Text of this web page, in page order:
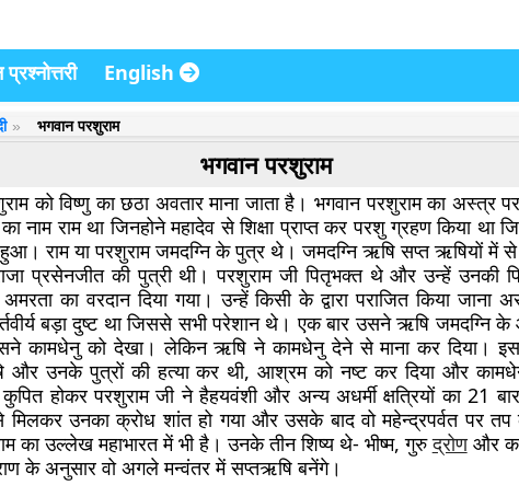
English
भगवान परशुराम
भगवान परशुराम
को विष्णु का छठा अवतार माना जाता है। भगवान परशुराम का अस्त्र
नाम राम था जिनहोने महादेव से शिक्षा प्राप्त कर परशु ग्रहण किया था
हुआ। राम या परशुराम जमदग्नि के पुत्र थे। जमदग्नि ऋषि सप्त ऋषियों
प्रसेनजीत की पुत्री थी। परशुराम जी पितृभक्त थे और उन्हें उनकी
का वरदान दिया गया। उन्हें किसी के द्वारा पराजित किया जाना
बड़ा दुष्ट था जिससे सभी परेशान थे। एक बार उसने ऋषि जमदग्नि
कामधेनु को देखा। लेकिन ऋषि ने कामधेनु देने से माना कर दिया।
और उनके पुत्रों की हत्या कर थी, आश्रम को नष्ट कर दिया और
होकर परशुराम जी ने हैहयवंशी और अन्य अधर्मी क्षत्रियों का 21 बार
मिलकर उनका क्रोध शांत हो गया और उसके बाद वो महेन्द्रपर्वत पर
का उल्लेख महाभारत में भी है। उनके तीन शिष्य थे- भीष्म, गुरुद्रोणऔर
के अनुसार वो अगले मन्वंतर में सप्तऋषि बनेंगे।